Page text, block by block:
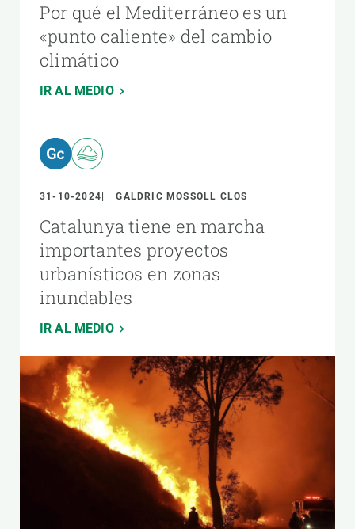
Por qué el Mediterráneo es un
«punto caliente» del cambio
climático
IR AL MEDIO
31-10-2024 GALDRIC MOSSOLL CLOS
Catalunya tiene en marcha
importantes proyectos
urbanísticos en zonas
inundables
IR AL MEDIO